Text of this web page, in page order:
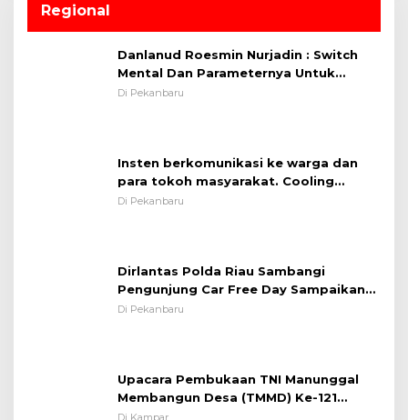
Regional
Danlanud Roesmin Nurjadin : Switch
Mental Dan Parameternya Untuk
Melaksanakan ✈
Di Pekanbaru
Insten berkomunikasi ke warga dan
para tokoh masyarakat. Cooling
System OMP LK ²024 Polsek Rumbai,
Di Pekanbaru
Dirlantas Polda Riau Sambangi
Pengunjung Car Free Day Sampaikan
Pesan Edukasi Kamtibmas &
Di Pekanbaru
Upacara Pembukaan TNI Manunggal
Membangun Desa (TMMD) Ke-121
Kodim 0313/KPR Tahun 2024) ?
Di Kampar